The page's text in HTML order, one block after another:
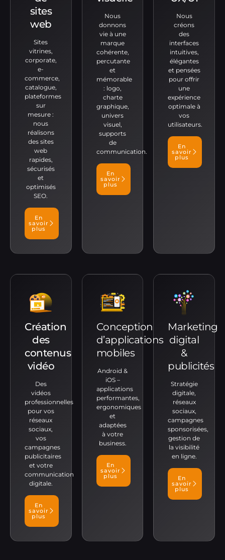
sites
web
Sites
vitrines,
corporate,
e-
commerce,
catalogue,
plateformes
sur
mesure :
nous
réalisons
des sites
web
rapides,
sécurisés
et
optimisés
SEO.
En
savoir
plus
Nous
donnons
vie à une
marque
cohérente,
percutante
et
mémorable
: logo,
charte
graphique,
univers
visuel,
supports
de
communication.
En
savoir
plus
Nous
créons
des
interfaces
intuitives,
élégantes
et pensées
pour offrir
une
expérience
optimale à
vos
utilisateurs.
En
savoir
plus
Création
des
contenus
vidéo
Des
vidéos
professionnelles
pour vos
réseaux
sociaux,
vos
campagnes
publicitaires
et votre
communication
digitale.
En
savoir
plus
Conception
d’applications
mobiles
Android &
iOS –
applications
performantes,
ergonomiques
et
adaptées
à votre
business.
En
savoir
plus
Marketing
digital
&
publicités
Stratégie
digitale,
réseaux
sociaux,
campagnes
sponsorisées,
gestion de
la visibilité
en ligne.
En
savoir
plus